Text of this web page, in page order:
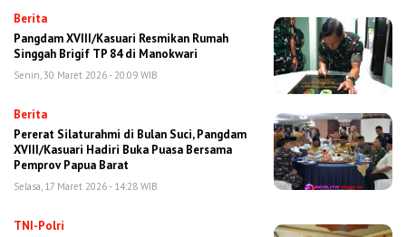
Berita
Pangdam XVIII/Kasuari Resmikan Rumah
Singgah Brigif TP 84 di Manokwari
Senin, 30 Maret 2026 - 20:09 WIB
Berita
Pererat Silaturahmi di Bulan Suci, Pangdam
XVIII/Kasuari Hadiri Buka Puasa Bersama
Pemprov Papua Barat
Selasa, 17 Maret 2026 - 14:28 WIB
TNI-Polri